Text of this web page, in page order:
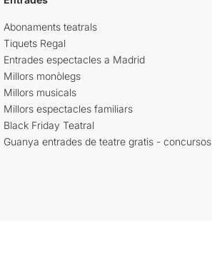
Abonaments teatrals
Tiquets Regal
Entrades espectacles a Madrid
Millors monòlegs
Millors musicals
Millors espectacles familiars
Black Friday Teatral
Guanya entrades de teatre gratis - concursos